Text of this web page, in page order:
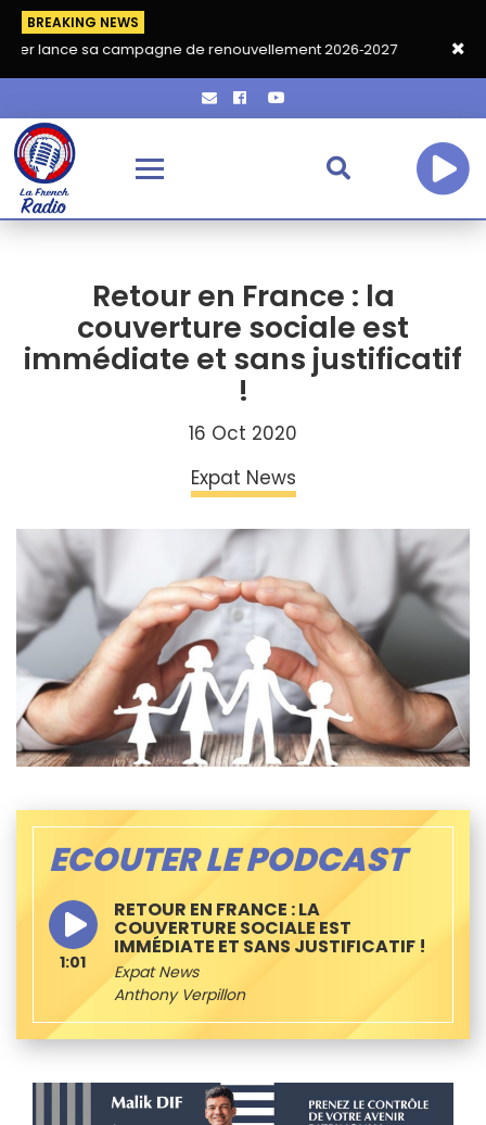
BREAKING NEWS
campagne de renouvellement 2026‑2027 Grand café de
Retour en France : la
couverture sociale est
immédiate et sans justificatif
!
16 Oct 2020
Expat News
ECOUTER LE PODCAST
RETOUR EN FRANCE : LA
COUVERTURE SOCIALE EST
IMMÉDIATE ET SANS JUSTIFICATIF !
Expat News
Anthony Verpillon
1:01